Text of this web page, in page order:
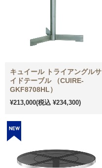
キュイール トライアングルサ
イドテーブル （CUIRE-
GKF8708HL）
¥213,000(税込 ¥234,300)